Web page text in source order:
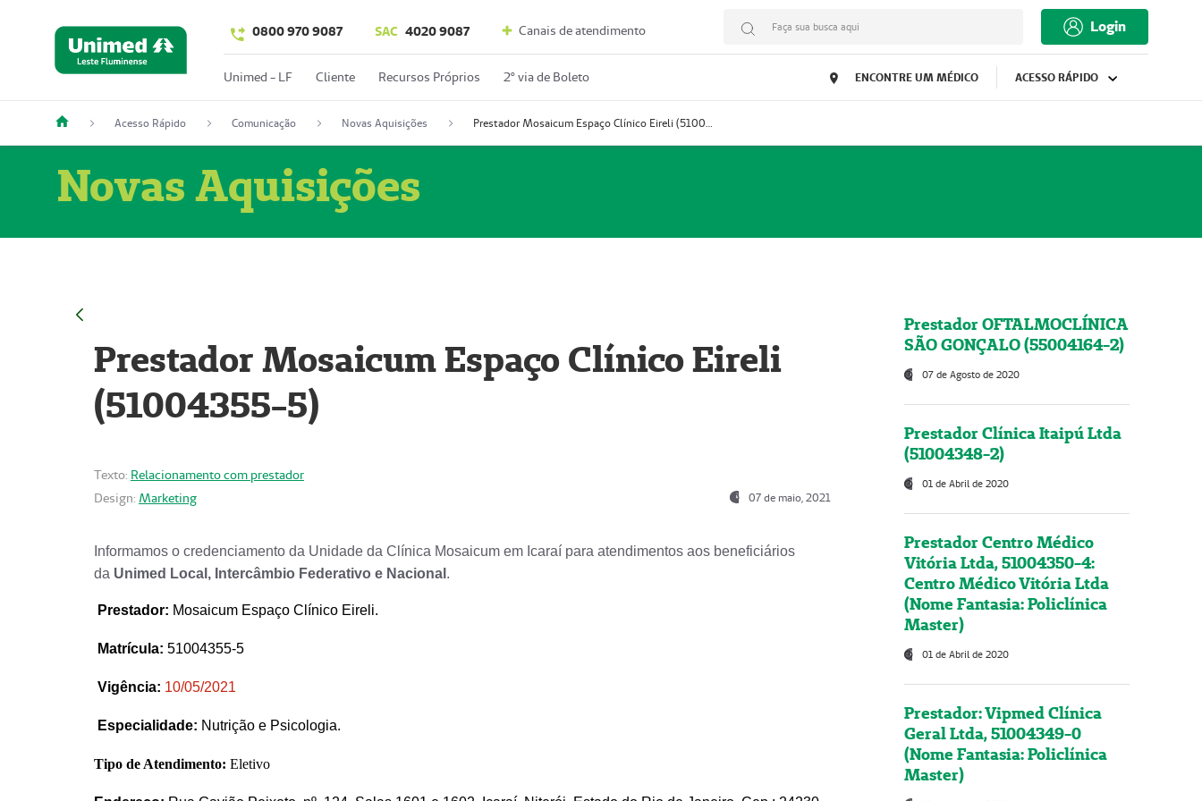
0800 970 9087 SAC 4020 9087 Canais de atendimento Faça sua busca aqui Login
Unimed - LF Cliente Recursos Próprios 2º via de Boleto ENCONTRE UM MÉDICO ACESSO RÁPIDO
Acesso Rápido Comunicação Novas Aquisições Prestador Mosaicum Espaço Clínico Eireli (51004355-5)
Novas Aquisições
Prestador Mosaicum Espaço Clínico Eireli
(51004355-5)
Texto: Relacionamento com prestador
Design: Marketing 07 de maio, 2021
Informamos o credenciamento da Unidade da Clínica Mosaicum em Icaraí para atendimentos aos beneficiários
da Unimed Local, Intercâmbio Federativo e Nacional .
Prestador: Mosaicum Espaço Clínico Eireli.
Matrícula: 51004355-5
Vigência: 10/05/2021
Especialidade: Nutrição e Psicologia.
Tipo de Atendimento: Eletivo
Prestador OFTALMOCLÍNICA
SÃO GONÇALO (55004164-2)
07 de Agosto de 2020
Prestador Clínica Itaipú Ltda
(51004348-2)
01 de Abril de 2020
Prestador Centro Médico
Vitória Ltda, 51004350-4:
Centro Médico Vitória Ltda
(Nome Fantasia: Policlínica
Master)
01 de Abril de 2020
Prestador: Vipmed Clínica
Geral Ltda, 51004349-0
(Nome Fantasia: Policlínica
Master)